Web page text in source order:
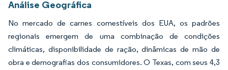
Análise Geográfica
No mercado de carnes comestíveis dos EUA, os padrões
regionais emergem de uma combinação de condições
climáticas, disponibilidade de ração, dinâmicas de mão de
obra e demografias dos consumidores. O Texas, com seus 4,3